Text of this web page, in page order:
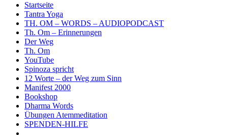
Startseite
Tantra Yoga
TH. OM – WORDS – AUDIOPODCAST
Th. Om – Erinnerungen
Der Weg
Th. Om
YouTube
Spinoza spricht
12 Worte – der Weg zum Sinn
Manifest 2000
Bookshop
Dharma Words
Übungen Atemmeditation
SPENDEN-HILFE